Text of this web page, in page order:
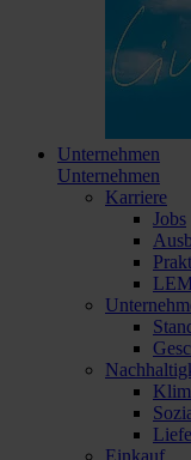
Unternehmen
Unternehmen
Karriere
Jobs
Einkauf